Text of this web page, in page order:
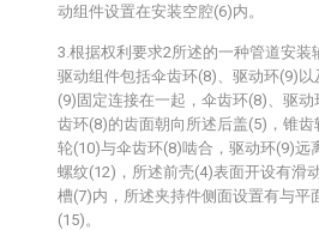
动组件设置在安装空腔(6)内。
3.根据权利要求2所述的一种管道安
驱动组件包括伞齿环(8)、驱动环(9)
(9)固定连接在一起，伞齿环(8)、驱
齿环(8)的齿面朝向所述后盖(5)，锥
轮(10)与伞齿环(8)啮合，驱动环(9)远
螺纹(12)，所述前壳(4)表面开设有滑
槽(7)内，所述夹持件侧面设置有与平
(15)。